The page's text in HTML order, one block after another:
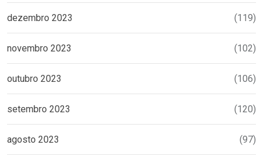
dezembro 2023 (119)
novembro 2023 (102)
outubro 2023 (106)
setembro 2023 (120)
agosto 2023 (97)